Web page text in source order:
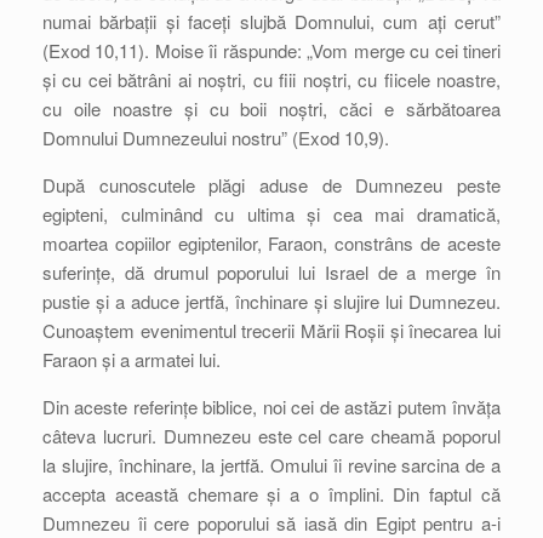
numai bărbații și faceți slujbă Domnului, cum ați cerut”
(Exod 10,11). Moise îi răspunde: „Vom merge cu cei tineri
și cu cei bătrâni ai noștri, cu fiii noștri, cu fiicele noastre,
cu oile noastre și cu boii noștri, căci e sărbătoarea
Domnului Dumnezeului nostru” (Exod 10,9).
După cunoscutele plăgi aduse de Dumnezeu peste
egipteni, culminând cu ultima și cea mai dramatică,
moartea copiilor egiptenilor, Faraon, constrâns de aceste
suferințe, dă drumul poporului lui Israel de a merge în
pustie și a aduce jertfă, închinare și slujire lui Dumnezeu.
Cunoaștem evenimentul trecerii Mării Roșii și înecarea lui
Faraon și a armatei lui.
Din aceste referințe biblice, noi cei de astăzi putem învăța
câteva lucruri. Dumnezeu este cel care cheamă poporul
la slujire, închinare, la jertfă. Omului îi revine sarcina de a
accepta această chemare și a o împlini. Din faptul că
Dumnezeu îi cere poporului să iasă din Egipt pentru a-i